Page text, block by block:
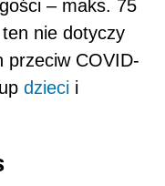
– maks. 75
nie dotyczy
przeciw COVID-
dzieci i